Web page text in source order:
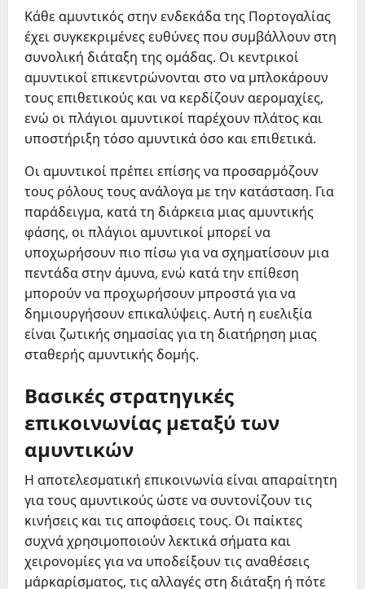
Κάθε αμυντικός στην ενδεκάδα της Πορτογαλίας
έχει συγκεκριμένες ευθύνες που συμβάλλουν στη
συνολική διάταξη της ομάδας. Οι κεντρικοί
αμυντικοί επικεντρώνονται στο να μπλοκάρουν
τους επιθετικούς και να κερδίζουν αερομαχίες,
ενώ οι πλάγιοι αμυντικοί παρέχουν πλάτος και
υποστήριξη τόσο αμυντικά όσο και επιθετικά.
Οι αμυντικοί πρέπει επίσης να προσαρμόζουν
τους ρόλους τους ανάλογα με την κατάσταση. Για
παράδειγμα, κατά τη διάρκεια μιας αμυντικής
φάσης, οι πλάγιοι αμυντικοί μπορεί να
υποχωρήσουν πιο πίσω για να σχηματίσουν μια
πεντάδα στην άμυνα, ενώ κατά την επίθεση
μπορούν να προχωρήσουν μπροστά για να
δημιουργήσουν επικαλύψεις. Αυτή η ευελιξία
είναι ζωτικής σημασίας για τη διατήρηση μιας
σταθερής αμυντικής δομής.
Βασικές στρατηγικές
επικοινωνίας μεταξύ των
αμυντικών
Η αποτελεσματική επικοινωνία είναι απαραίτητη
για τους αμυντικούς ώστε να συντονίζουν τις
κινήσεις και τις αποφάσεις τους. Οι παίκτες
συχνά χρησιμοποιούν λεκτικά σήματα και
χειρονομίες για να υποδείξουν τις αναθέσεις
μάρκαρίσματος, τις αλλαγές στη διάταξη ή πότε